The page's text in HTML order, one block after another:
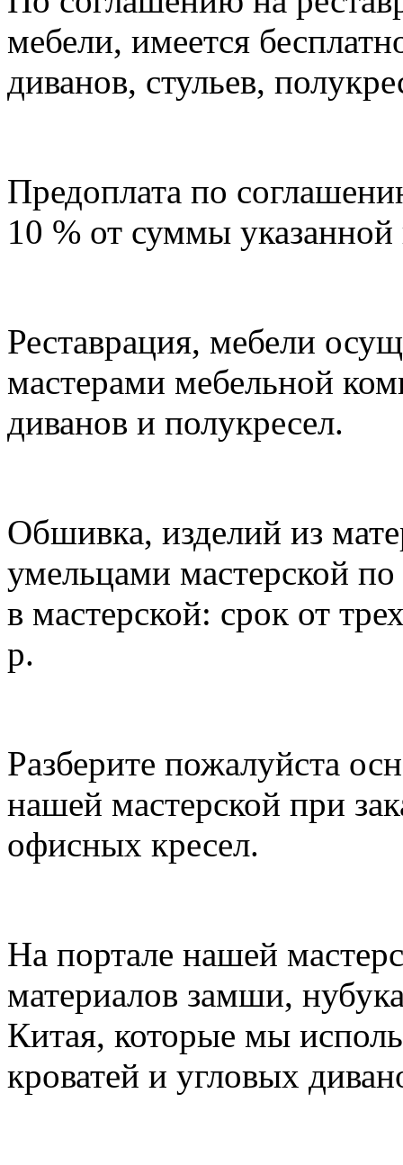
мебели, имеется
диванов, стульев,
Предоплата по
10 % от суммы указанной
Реставрация, мебели
мастерами мебельной
диванов и полукресел.
Обшивка, изделий из
умельцами мастерской
в мастерской: срок от
р.
Разберите пожалуйста
нашей мастерской при
офисных кресел.
На портале нашей
материалов замши,
Китая, которые мы
кроватей и угловых